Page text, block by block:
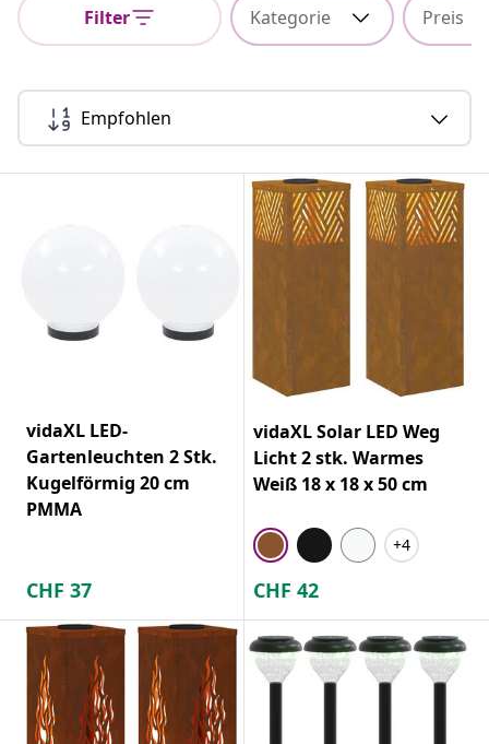
Filter Kategorie Preis
Empfohlen
vidaXL LED-
Gartenleuchten 2 Stk.
Kugelförmig 20 cm
PMMA
CHF 37
vidaXL Solar LED Weg
Licht 2 stk. Warmes
Weiß 18 x 18 x 50 cm
+4
CHF 42